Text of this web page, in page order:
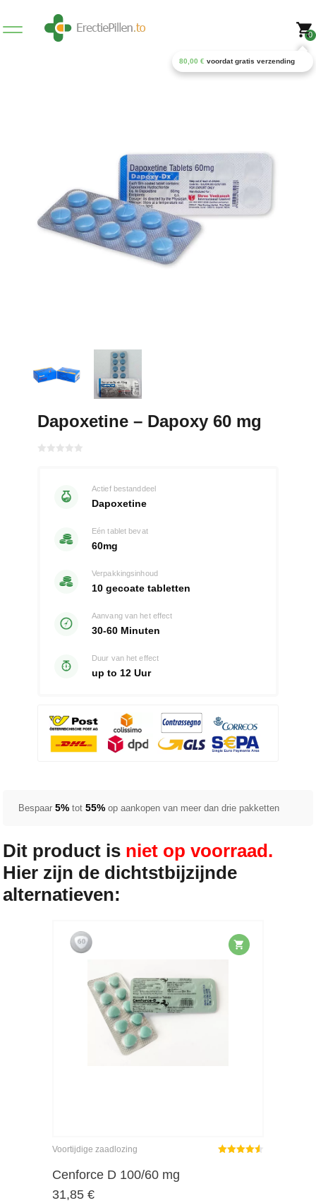
0
80,00 € voordat gratis verzending
Dapoxetine – Dapoxy 60 mg
Actief bestanddeel
Dapoxetine
Eén tablet bevat
60mg
Verpakkingsinhoud
10 gecoate tabletten
Aanvang van het effect
30-60 Minuten
Duur van het effect
up to 12 Uur
Bespaar5% tot55% op aankopen van meer dan drie pakketten
Dit product is niet op voorraad.
Hier zijn de dichtstbijzijnde
alternatieven:
Voortijdige zaadlozing
Cenforce D 100/60 mg
31,85 €